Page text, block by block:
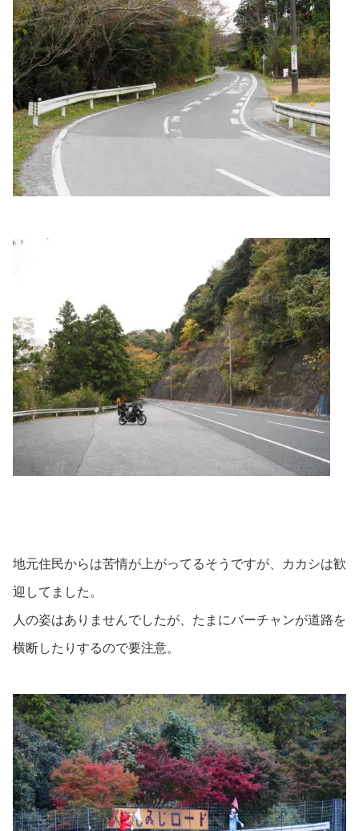
地元住民からは苦情が上がってるそうですが、カカシは歓
迎してました。
人の姿はありませんでしたが、たまにバーチャンが道路を
横断したりするので要注意。